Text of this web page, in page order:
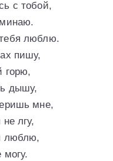
с тобой,
люблю.
пишу,
горю,
дышу,
мне,
лгу,
люблю,
могу.